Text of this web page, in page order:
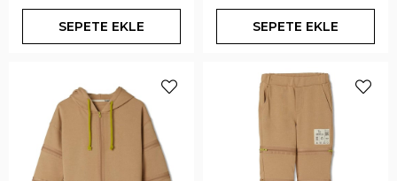
SEPETE EKLE SEPETE EKLE